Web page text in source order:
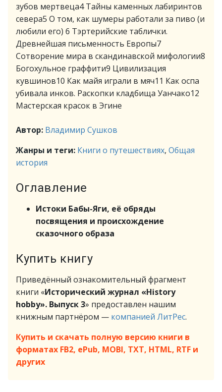
зубов мертвеца⁠⁠4 Тайны каменных лабиринтов
севера5 О том, как шумеры работали за пиво (и
любили его) ⁠⁠6 Тэртерийские таблички.
Древнейшая письменность Европы⁠⁠7
Сотворение мира в скандинавской мифологии⁠⁠8
Богохульное граффити⁠⁠9 Цивилизация
кувшинов10 Как майя играли в мяч⁠⁠11 Как оспа
убивала инков. Раскопки кладбища Уанчако12
Мастерская красок в Эгине⁠⁠
Автор: Владимир Сушков
Жанры и теги: Книги о путешествиях, Общая
история
Оглавление
Истоки Бабы-Яги, её обряды
посвящения и происхождение
сказочного образа
Купить книгу
Приведённый ознакомительный фрагмент
книги «Исторический журнал «History
hobby». Выпуск 3» предоставлен нашим
книжным партнёром — компанией ЛитРес.
Купить и скачать полную версию книги в
форматах FB2, ePub, MOBI, TXT, HTML, RTF и
других